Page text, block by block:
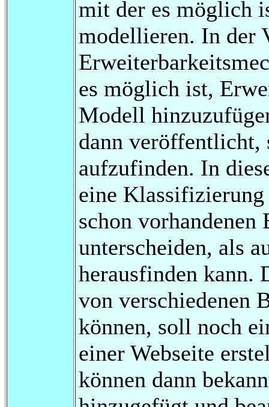
mit der es möglich
modellieren. In der
es möglich ist,
Modell
dann veröffentlicht,
aufzufinden. In
eine
schon vorhandenen
unterscheiden, als
herausfinden kann.
von verschiedenen
können, soll noch
einer Webseite
können dann